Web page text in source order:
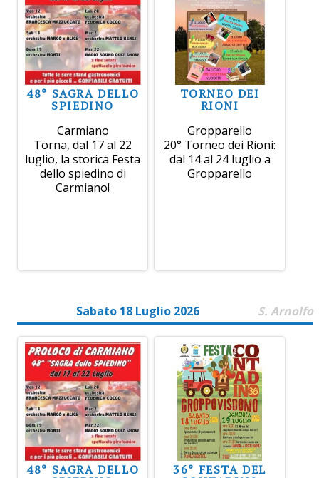
48° SAGRA DELLO
SPIEDINO
Carmiano
Torna, dal 17 al 22
luglio, la storica Festa
dello spiedino di
Carmiano!
TORNEO DEI
RIONI
Gropparello
20° Torneo dei Rioni:
dal 14 al 24 luglio a
Gropparello
Sabato 18 Luglio 2026 S. Arnolfo
48° SAGRA DELLO 36° FESTA DEL